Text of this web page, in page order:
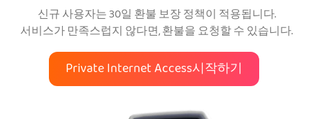
신규 사용자는 30일 환불 보장 정책이 적용됩니다.
서비스가 만족스럽지 않다면, 환불을 요청할 수 있습니다.
Private Internet Access시작하기